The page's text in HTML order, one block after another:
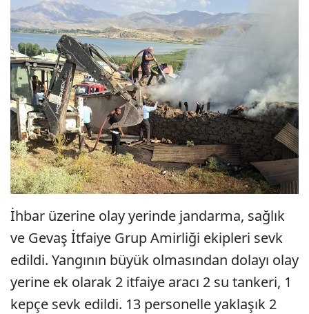
İhbar üzerine olay yerinde jandarma, sağlık
ve Gevaş İtfaiye Grup Amirliği ekipleri sevk
edildi. Yangının büyük olmasından dolayı olay
yerine ek olarak 2 itfaiye aracı 2 su tankeri, 1
kepçe sevk edildi. 13 personelle yaklaşık 2